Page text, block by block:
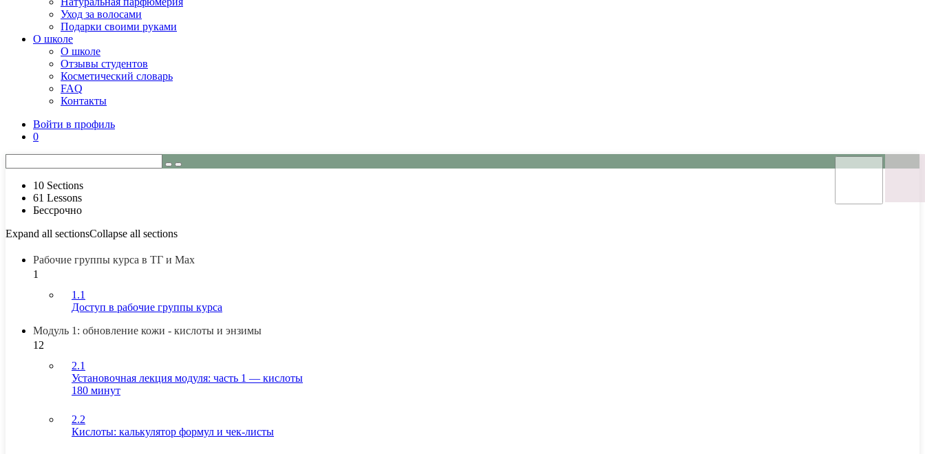
Уход за волосами
Подарки своими руками
О школе
О школе
Отзывы студентов
Косметический словарь
FAQ
Контакты
Войти в профиль
0
10 Sections
61 Lessons
Бессрочно
Expand all sectionsCollapse all sections
Рабочие группы курса в ТГ и Max
1
1.1
Доступ в рабочие группы курса
Модуль 1: обновление кожи - кислоты и энзимы
12
2.1
Установочная лекция модуля: часть 1 — кислоты
180 минут
2.2
Кислоты: калькулятор формул и чек-листы